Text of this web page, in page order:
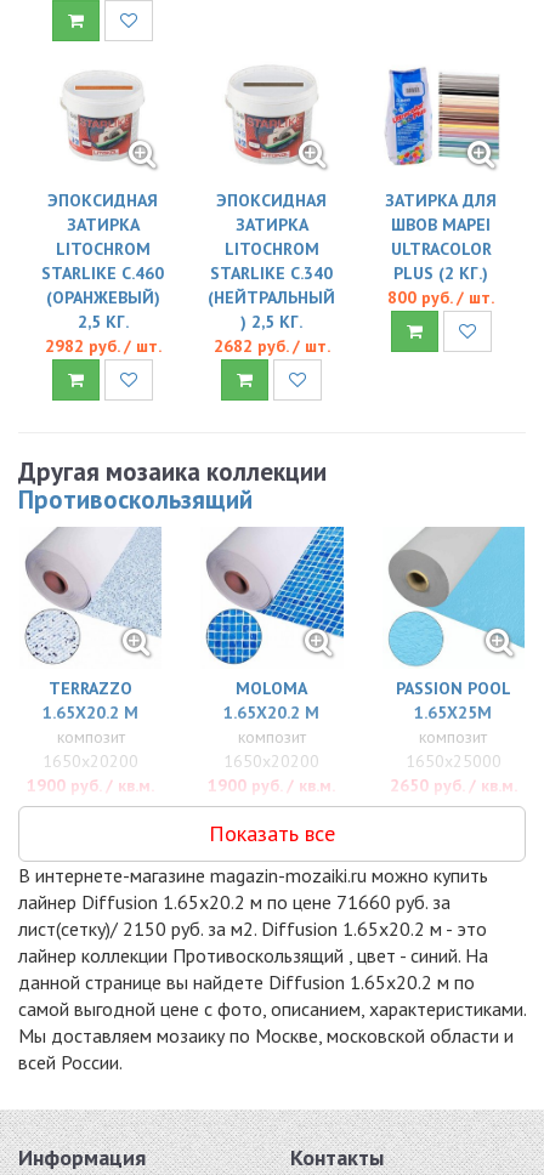
ЭПОКСИДНАЯ
ЗАТИРКА
LITOCHROM
STARLIKE C.460
(ОРАНЖЕВЫЙ)
2,5 КГ.
2982 руб. / шт.
ЭПОКСИДНАЯ
ЗАТИРКА
LITOCHROM
STARLIKE C.340
(НЕЙТРАЛЬНЫЙ
) 2,5 КГ.
2682 руб. / шт.
ЗАТИРКА ДЛЯ
ШВОВ MAPEI
ULTRACOLOR
PLUS (2 КГ.)
800 руб. / шт.
Другая мозаика коллекции
Противоскользящий
TERRAZZO
1.65X20.2 М
композит
1650x20200
1900 руб. / кв.м.
MOLOMA
1.65X20.2 М
композит
1650x20200
1900 руб. / кв.м.
PASSION POOL
1.65X25M
композит
1650x25000
2650 руб. / кв.м.
Показать все
В интернете-магазине magazin-mozaiki.ru можно купить
лайнер Diffusion 1.65x20.2 м по цене 71660 руб. за
лист(сетку)/ 2150 руб. за м2. Diffusion 1.65x20.2 м - это
лайнер коллекции Противоскользящий , цвет - синий. На
данной странице вы найдете Diffusion 1.65x20.2 м по
самой выгодной цене с фото, описанием, характеристиками.
Мы доставляем мозаику по Москве, московской области и
всей России.
Информация Контакты